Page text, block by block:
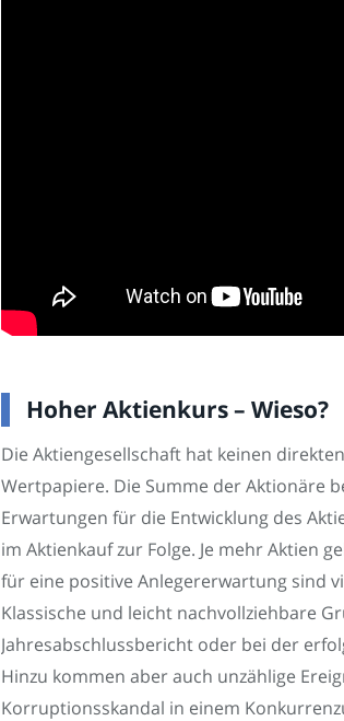
Hoher Aktienkurs – Wieso?
Die Aktiengesellschaft hat keinen
Wertpapiere. Die Summe der Aktionäre
Erwartungen für die Entwicklung des
im Aktienkauf zur Folge. Je mehr Aktien
für eine positive Anlegererwartung sind
Klassische und leicht nachvollziehbare
Jahresabschlussbericht oder bei der
Hinzu kommen aber auch unzählige
Korruptionsskandal in einem